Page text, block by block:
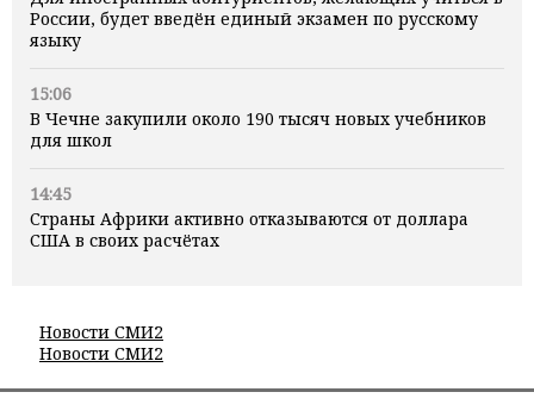
России, будет введён единый экзамен по русскому
языку
15:06
В Чечне закупили около 190 тысяч новых учебников
для школ
14:45
Страны Африки активно отказываются от доллара
США в своих расчётах
Новости СМИ2
Новости СМИ2